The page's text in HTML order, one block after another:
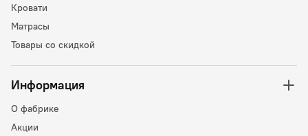
Кровати
Матрасы
Товары со скидкой
Информация
О фабрике
Акции